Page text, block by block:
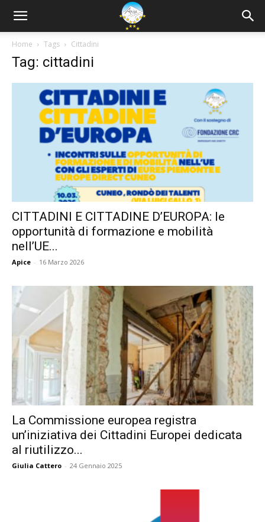
Home Tags Cittadini
Tag: cittadini
CITTADINI E CITTADINE D’EUROPA: le
opportunità di formazione e mobilità
nell’UE...
Apice - 16 Marzo 2026
La Commissione europea registra
un’iniziativa dei Cittadini Europei dedicata
al riutilizzo...
Giulia Cattero - 24 Gennaio 2025